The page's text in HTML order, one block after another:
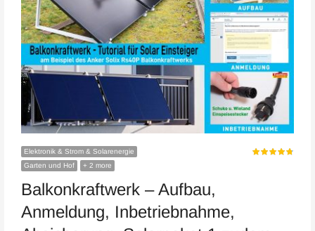
Elektronik & Strom & Solarenergie
Garten und Hof
+ 2 more
Balkonkraftwerk – Aufbau,
Anmeldung, Inbetriebnahme,